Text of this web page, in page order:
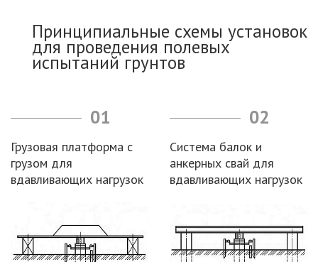
Принципиальные схемы установок
для проведения полевых
испытаний грунтов
01
Грузовая платформа с
грузом для
вдавливающих нагрузок
02
Система балок и
анкерных свай для
вдавливающих нагрузок